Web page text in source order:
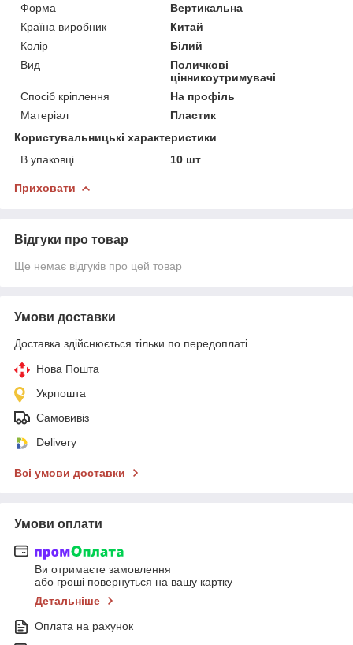
Форма
Вертикальна
Країна виробник
Китай
Колір
Білий
Вид
Поличкові
цінникоутримувачі
Спосіб кріплення
На профіль
Матеріал
Пластик
Користувальницькі характеристики
В упаковці
10 шт
Приховати
Відгуки про товар
Ще немає відгуків про цей товар
Умови доставки
Доставка здійснюється тільки по передоплаті.
Нова Пошта
Укрпошта
Самовивіз
Delivery
Всі умови доставки
Умови оплати
Ви отримаєте замовлення
або гроші повернуться на вашу картку
Детальніше
Оплата на рахунок